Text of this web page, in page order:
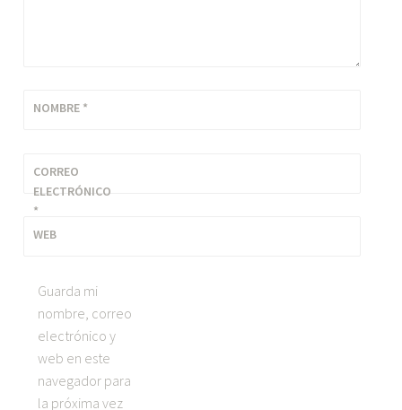
NOMBRE *
CORREO
ELECTRÓNICO
*
WEB
Guarda mi
nombre, correo
electrónico y
web en este
navegador para
la próxima vez